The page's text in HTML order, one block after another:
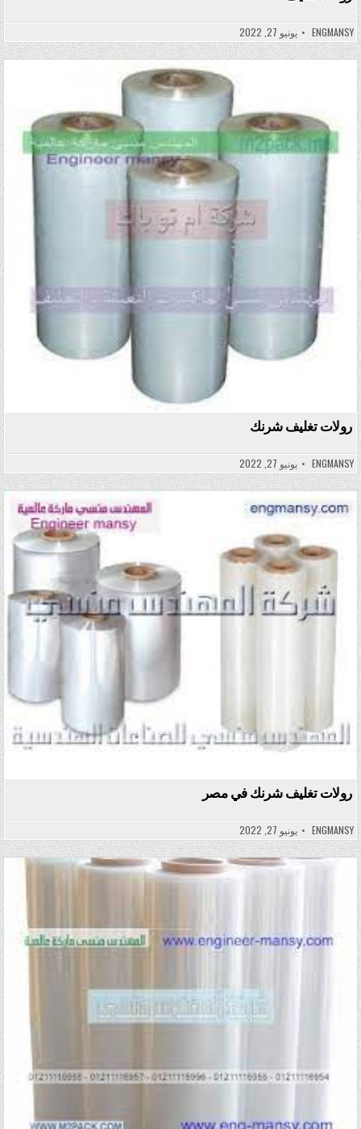
ENGMANSY يونيو 27, 2022
Posted in
رولات تغليف شرنك
ENGMANSY يونيو 27, 2022
رولات تغليف شرنك في مصر
ENGMANSY يونيو 27, 2022